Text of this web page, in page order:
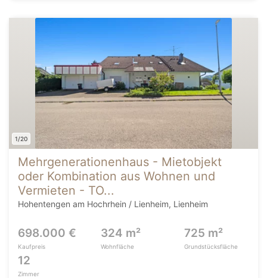
1/20
Mehrgenerationenhaus - Mietobjekt
oder Kombination aus Wohnen und
Vermieten - TO...
Hohentengen am Hochrhein / Lienheim, Lienheim
698.000 €
Kaufpreis
324 m²
Wohnfläche
725 m²
Grundstücksfläche
12
Zimmer